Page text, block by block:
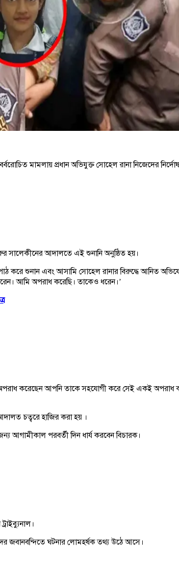
মামলায় প্রধান অভিযুক্ত সোহেল রানা নিজেদের
সালেকীনের আদালতে এই শুনানি অনুষ্ঠিত হয়।
করে শুনান এবং আসামি সোহেল রানার বিরুদ্ধে আনিত
আমি অপরাধ করেছি। তাকেও ধরেন।’
অপরাধ করেছেন আপনি তাকে সহযোগী করে সেই একই অপরাধ
চত্বরে হাজির করা হয় ।
আগামীকাল পরবর্তী দিন ধার্য করবেন বিচারক।
জবানবন্দিতে ঘটনার লোমহর্ষক তথ্য উঠে আসে।